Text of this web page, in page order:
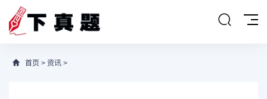
首页 > 资讯 >